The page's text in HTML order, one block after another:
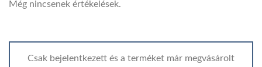
Még nincsenek értékelések.
Csak bejelentkezett és a terméket már megvásárolt